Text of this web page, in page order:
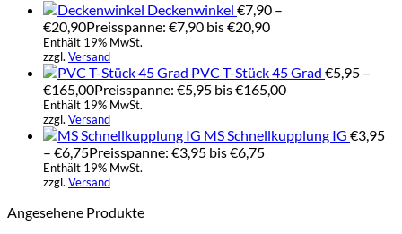
Deckenwinkel €7,90 –
€20,90Preisspanne: €7,90 bis €20,90
Enthält 19% MwSt.
zzgl. Versand
PVC T-Stück 45 Grad €5,95 –
€165,00Preisspanne: €5,95 bis €165,00
Enthält 19% MwSt.
zzgl. Versand
MS Schnellkupplung IG €3,95
– €6,75Preisspanne: €3,95 bis €6,75
Enthält 19% MwSt.
zzgl. Versand
Angesehene Produkte